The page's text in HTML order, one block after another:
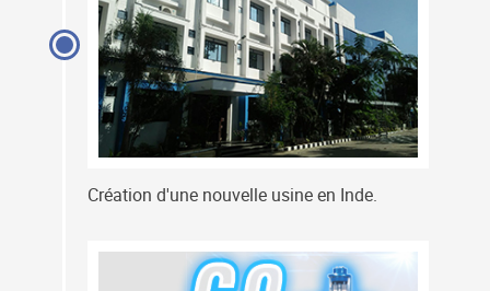
Création d'une nouvelle usine en Inde.